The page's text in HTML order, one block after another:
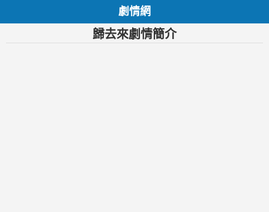
劇情網
歸去來劇情簡介